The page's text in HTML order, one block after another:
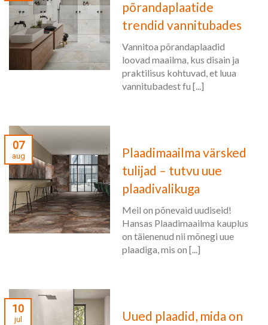
põrandaplaatide
trendid vannitubades
Vannitoa põrandaplaadid
loovad maailma, kus disain ja
praktilisus kohtuvad, et luua
vannitubadest fu [...]
07
aug
Plaadimaailma värsked
tulijad – tutvu uue
plaadivalikuga
Meil on põnevaid uudiseid!
Hansas Plaadimaailma kauplus
on täienenud nii mõnegi uue
plaadiga, mis on [...]
10
jul
Uued plaadid, mida on